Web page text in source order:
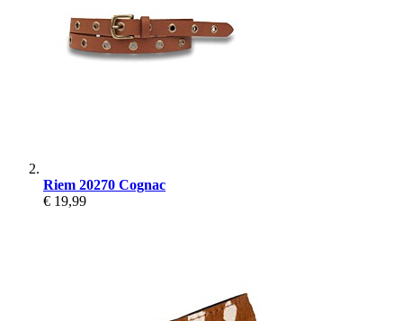
Riem 20270 Cognac
€ 19,99